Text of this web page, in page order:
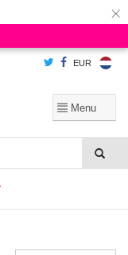
×
EUR
Is dat akkoord?
Ja